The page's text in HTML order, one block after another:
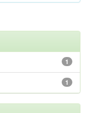
1
1